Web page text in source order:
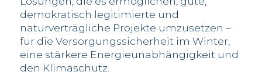
demokratisch legitimierte und
naturverträgliche Projekte umzusetzen –
für die Versorgungssicherheit im Winter,
eine stärkere Energieunabhängigkeit und
den Klimaschutz.